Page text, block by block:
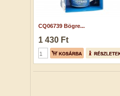
CQ06739 Bögre...
1 430 Ft